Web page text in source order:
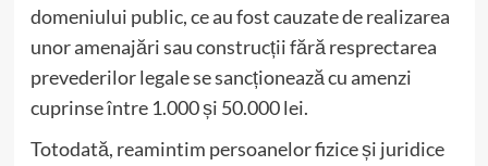
domeniului public, ce au fost cauzate de realizarea
unor amenajări sau construcții fără resprectarea
prevederilor legale se sancționează cu amenzi
cuprinse între 1.000 și 50.000 lei.
Totodată, reamintim persoanelor fizice și juridice